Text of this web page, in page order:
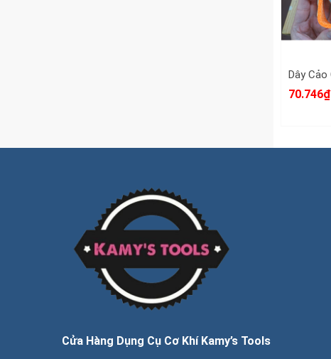
70.746₫
Cửa Hàng Dụng Cụ Cơ Khí Kamy’s Tools